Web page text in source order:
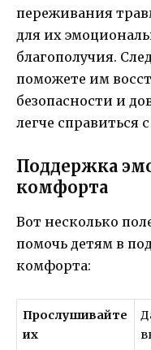
переживания
для их
благополучия.
поможете им
безопасности и
легче справиться
Поддержка
комфорта
Вот несколько
помочь детям в
комфорта:
Прослушивайте
их